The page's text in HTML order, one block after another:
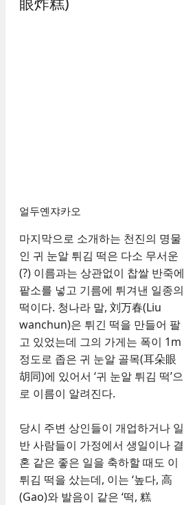
얼두옌쟈카오
마지막으로 소개하는 천진의 명물
인 귀 눈알 튀김 떡은 다소 무서운
(?) 이름과는 상관없이 찹쌀 반죽에
팥소를 넣고 기름에 튀겨낸 일종의
떡이다. 청나라 말, 刘万春(Liu
wanchun)은 튀긴 떡을 만들어 팔
고 있었는데 그의 가게는 폭이 1m
정도로 좁은 귀 눈알 골목(耳朵眼
胡同)에 있어서 ‘귀 눈알 튀김 떡’으
로 이름이 알려진다.
당시 주변 상인들이 개업하거나 일
반 사람들이 가정에서 생일이나 결
혼 같은 좋은 일을 축하할 때도 이
튀김 떡을 샀는데, 이는 ‘높다, 高
(Gao)와 발음이 같은 ‘떡, 糕